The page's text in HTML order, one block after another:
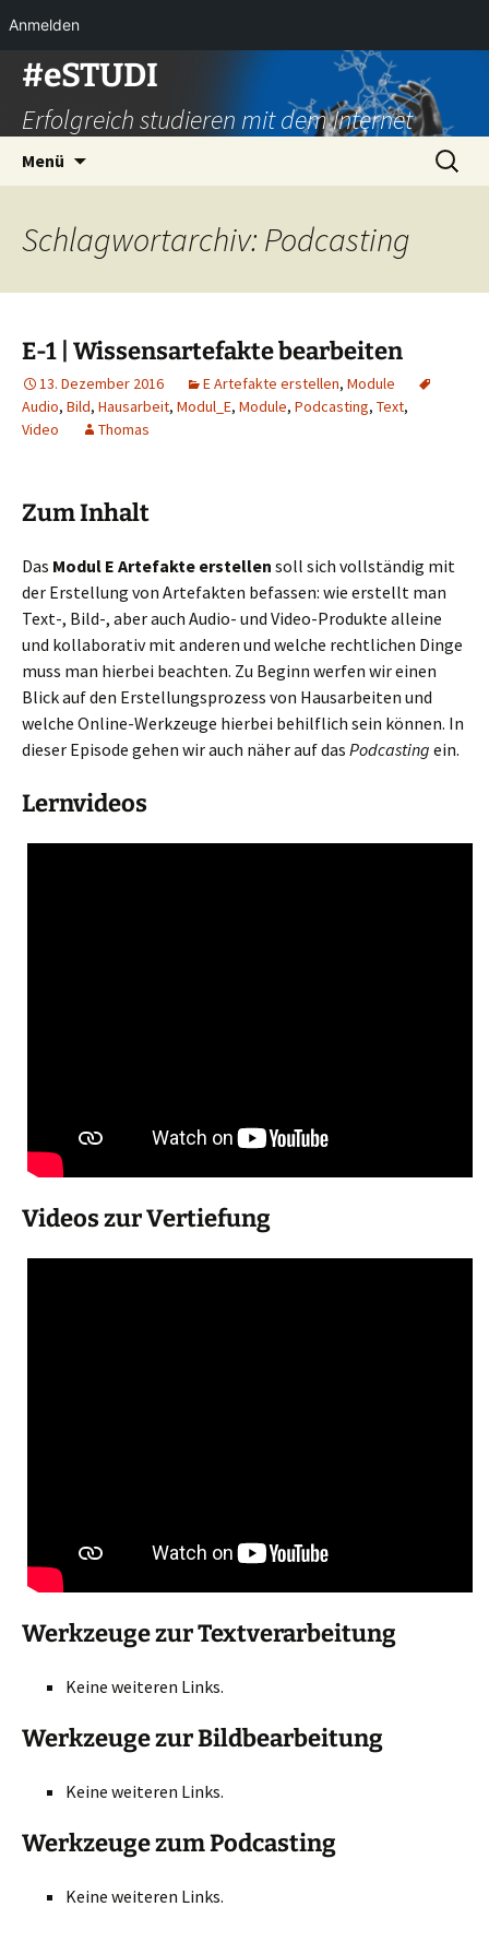
Anmelden
Zum
Inhalt
springen
#eSTUDI
Erfolgreich studieren mit dem Internet
Menü
Suchen
nach:
Schlagwortarchiv: Podcasting
E-1 | Wissensartefakte bearbeiten
13. Dezember 2016 E Artefakte erstellen, Module
Audio, Bild, Hausarbeit, Modul_E, Module, Podcasting, Text,
Video
Thomas
Zum Inhalt
Das Modul E Artefakte erstellen soll sich vollständig mit
der Erstellung von Artefakten befassen: wie erstellt man
Text-, Bild-, aber auch Audio- und Video-Produkte alleine
und kollaborativ mit anderen und welche rechtlichen Dinge
muss man hierbei beachten. Zu Beginn werfen wir einen
Blick auf den Erstellungsprozess von Hausarbeiten und
welche Online-Werkzeuge hierbei behilflich sein können. In
dieser Episode gehen wir auch näher auf das Podcasting ein.
Lernvideos
Videos zur Vertiefung
Werkzeuge zur Textverarbeitung
Keine weiteren Links.
Werkzeuge zur Bildbearbeitung
Keine weiteren Links.
Werkzeuge zum Podcasting
Keine weiteren Links.